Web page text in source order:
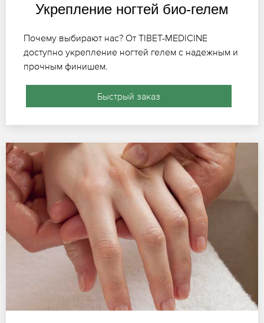
Укрепление ногтей био-гелем
Почему выбирают нас? От TIBET-MEDICINE
доступно укрепление ногтей гелем с надежным и
прочным финишем.
Быстрый заказ